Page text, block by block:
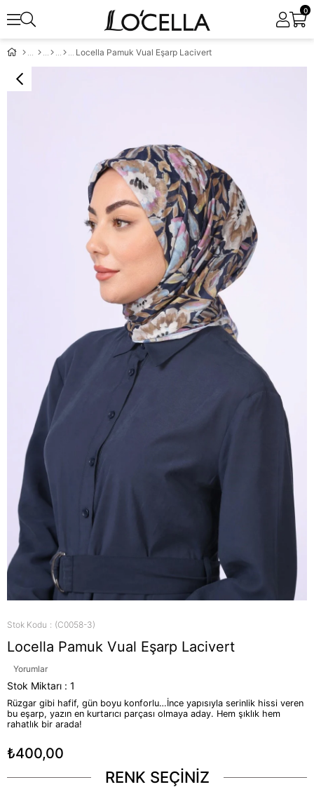
0
Locella Pamuk Vual Eşarp Lacivert
Stok Kodu (C0058-3)
Locella Pamuk Vual Eşarp Lacivert
Yorumlar
Stok Miktarı : 1
Rüzgar gibi hafif, gün boyu konforlu…İnce yapısıyla serinlik hissi veren
bu eşarp, yazın en kurtarıcı parçası olmaya aday. Hem şıklık hem
rahatlık bir arada!
₺400,00
RENK SEÇİNİZ